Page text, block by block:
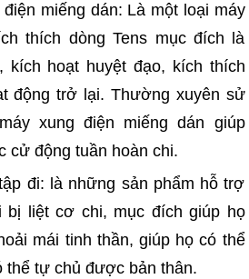
miếng dán: Là một loại máy
thích dòng Tens mục đích là
kích hoạt huyệt đạo, kích thích
động trở lại. Thường xuyên sử
xung điện miếng dán giúp
cử động tuần hoàn chi.
đi: là những sản phẩm hỗ trợ
bị liệt cơ chi, mục đích giúp họ
mái tinh thần, giúp họ có thể
thể tự chủ được bản thân.